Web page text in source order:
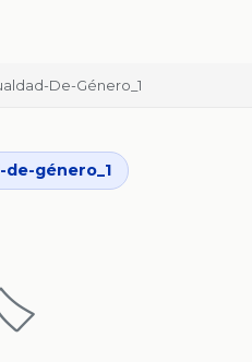
De-Género_1
género_1